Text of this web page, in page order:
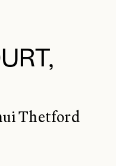
Thetford